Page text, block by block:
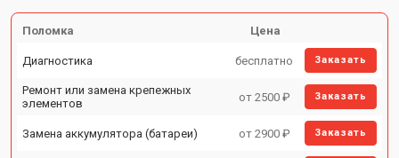
Поломка Цена
Диагностика бесплатно Заказать
Ремонт или замена крепежных
элементов
от 2500 ₽ Заказать
Замена аккумулятора (батареи) от 2900 ₽ Заказать